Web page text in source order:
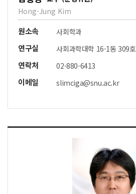
Hong-Jung Kim
원소속 사회학과
연구실 사회과학대학 16-1동 309호
연락처 02-880-6413
이메일
slimciga@snu.ac.kr